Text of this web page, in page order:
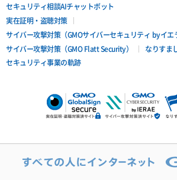
セキュリティ相談AIチャットボット
実在証明・盗聴対策
サイバー攻撃対策（GMOサイバーセキュリティ byイエ
サイバー攻撃対策（GMO Flatt Security）
なりすま
セキュリティ事業の軌跡